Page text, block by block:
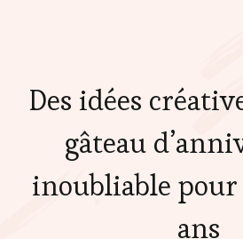
Des idées
gâteau
inoubliable
ans